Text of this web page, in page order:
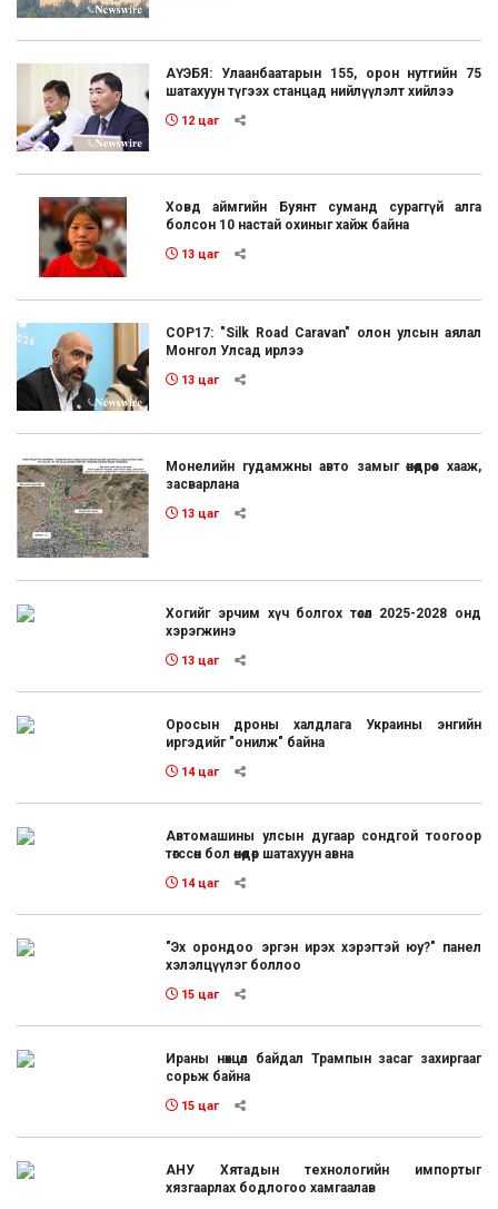
АҮЭБЯ: Улаанбаатарын 155, орон нутгийн 75
шатахуун түгээх станцад нийлүүлэлт хийлээ
12 цаг
Ховд аймгийн Буянт суманд сураггүй алга
болсон 10 настай охиныг хайж байна
13 цаг
COP17: "Silk Road Caravan" олон улсын аялал
Монгол Улсад ирлээ
13 цаг
Монелийн гудамжны авто замыг өнөөдрөөс хааж,
засварлана
13 цаг
Хогийг эрчим хүч болгох төсөл 2025-2028 онд
хэрэгжинэ
13 цаг
Оросын дроны халдлага Украины энгийн
иргэдийг "онилж" байна
14 цаг
Автомашины улсын дугаар сондгой тоогоор
төгссөн бол өнөөдөр шатахуун авна
14 цаг
"Эх орондоо эргэн ирэх хэрэгтэй юу?" панел
хэлэлцүүлэг боллоо
15 цаг
Ираны нөхцөл байдал Трампын засаг захиргааг
сорьж байна
15 цаг
АНУ Хятадын технологийн импортыг
хязгаарлах бодлогоо хамгаалав